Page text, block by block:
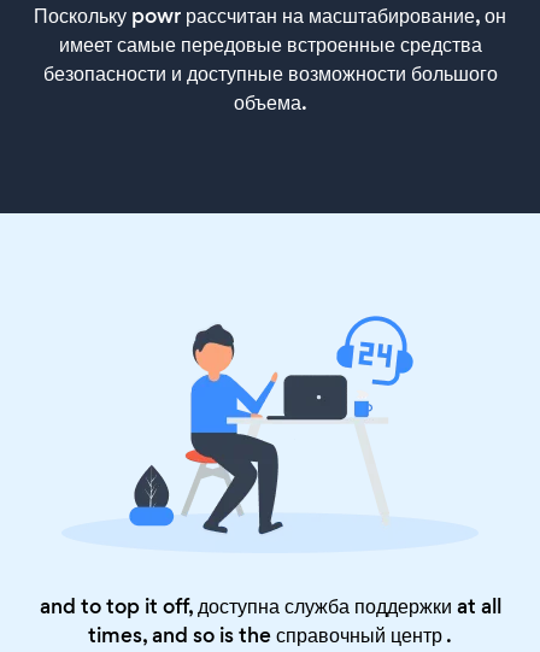
Поскольку powr рассчитан на масштабирование, он
имеет самые передовые встроенные средства
безопасности и доступные возможности большого
объема.
and to top it off, доступна служба поддержки at all
times, and so is theсправочный центр.